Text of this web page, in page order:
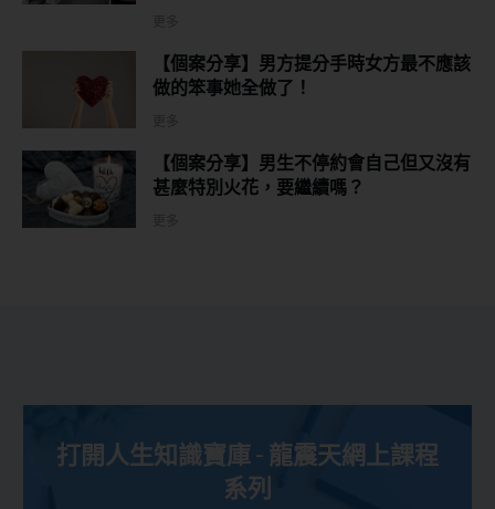
【個案分享】男方提分手時女方最不應該
做的笨事她全做了！
【個案分享】男生不停約會自己但又沒有
甚麼特別火花，要繼續嗎？
打開人生知識寶庫 - 龍震天網上課程
系列